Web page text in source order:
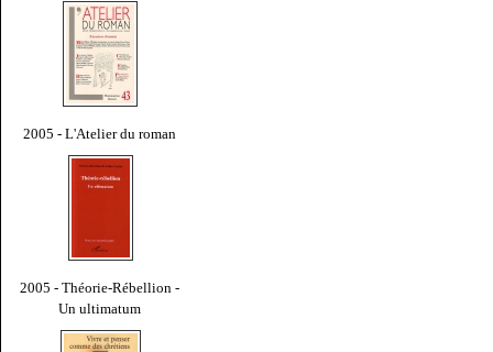
2005 - L'Atelier du roman
2005 - Théorie-Rébellion -
Un ultimatum